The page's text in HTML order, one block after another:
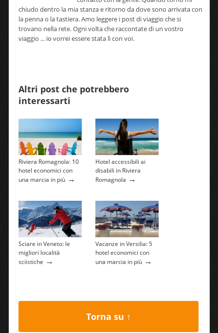
chiudo dentro la mia stanza e ritorno da dove sono arrivata con
la penna o la tastiera. Amo leggere i post di viaggio che si
trovano nella rete. Ogni volta che raccontate di un vostro
viaggio ... io vorrei essere stata lì con voi.
Altri post che potrebbero
interessarti
Riviera Romagnola: 10
hotel economici con
una marcia in più→
Hotel accessibili ai
disabili in Riviera
Romagnola →
Sciare in Veneto: le
migliori località
sciistiche →
Vacanze in Versilia: 5
hotel economici con
una marcia in più→
Torna su ↑